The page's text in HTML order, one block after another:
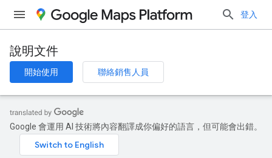
登入
說明文件
開始使用 聯絡銷售人員
Google 會運用 AI 技術將內容翻譯成你偏好的語言，但可能會出錯。